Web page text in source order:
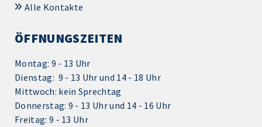
Alle Kontakte
ÖFFNUNGSZEITEN
Montag: 9 - 13 Uhr
Dienstag: 9 - 13 Uhr und 14 - 18 Uhr
Mittwoch: kein Sprechtag
Donnerstag: 9 - 13 Uhr und 14 - 16 Uhr
Freitag: 9 - 13 Uhr